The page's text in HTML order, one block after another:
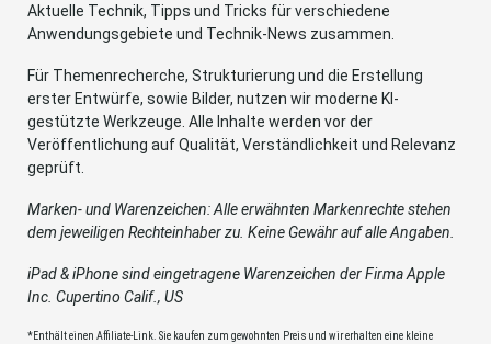
Aktuelle Technik, Tipps und Tricks für verschiedene
Anwendungsgebiete und Technik-News zusammen.
Für Themenrecherche, Strukturierung und die Erstellung
erster Entwürfe, sowie Bilder, nutzen wir moderne KI-
gestützte Werkzeuge. Alle Inhalte werden vor der
Veröffentlichung auf Qualität, Verständlichkeit und Relevanz
geprüft.
Marken- und Warenzeichen: Alle erwähnten Markenrechte stehen
dem jeweiligen Rechteinhaber zu. Keine Gewähr auf alle Angaben.
iPad & iPhone sind eingetragene Warenzeichen der Firma Apple
Inc. Cupertino Calif., US
*Enthält einen Affiliate-Link. Sie kaufen zum gewohnten Preis und wir erhalten eine kleine